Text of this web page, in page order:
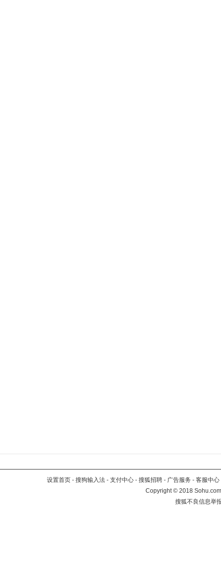
设置首页 - 搜狗输入法 - 支付中心 - 搜狐招聘 - 广告服务 - 客服中心
Copyright©2018
搜狐不良信息举